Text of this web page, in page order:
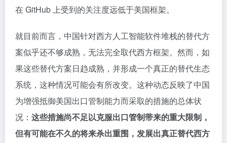
在 GitHub 上受到的关注度远低于美国框架。
就目前而言，中国针对西方人工智能软件堆栈的替代方
案似乎还不够成熟，无法完全取代西方框架。然而，如
果这些替代方案日趋成熟，并形成一个真正的替代生态
系统，这种情况可能会有所改变。这种动态反映了中国
为增强抵御美国出口管制能力而采取的措施的总体状
况： 这些措施尚不足以克服出口管制带来的重大限制，
但有可能在不久的将来杀出重围，发展出真正替代西方